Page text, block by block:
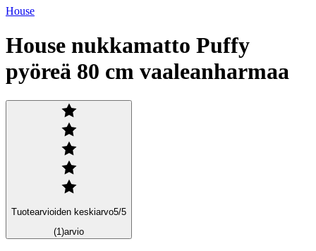
House
House nukkamatto Puffy
pyöreä 80 cm vaaleanharmaa
Tuotearvioiden keskiarvo5/5
(1)arvio